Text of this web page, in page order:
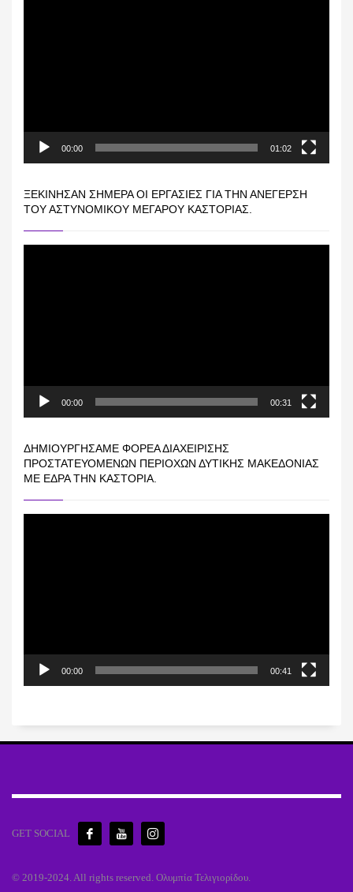
00:00 01:02
ΞΕΚΊΝΗΣΑΝ ΣΉΜΕΡΑ ΟΙ ΕΡΓΑΣΊΕΣ ΓΙΑ ΤΗΝ ΑΝΈΓΕΡΣΗ
ΤΟΥ ΑΣΤΥΝΟΜΙΚΟΎ ΜΕΓΆΡΟΥ ΚΑΣΤΟΡΙΆΣ.
00:00 00:31
ΔΗΜΙΟΥΡΓΉΣΑΜΕ ΦΟΡΈΑ ΔΙΑΧΕΊΡΙΣΗΣ
ΠΡΟΣΤΑΤΕΥΌΜΕΝΩΝ ΠΕΡΙΟΧΏΝ ΔΥΤΙΚΉΣ ΜΑΚΕΔΟΝΊΑΣ
ΜΕ ΈΔΡΑ ΤΗΝ ΚΑΣΤΟΡΙΆ.
00:00 00:41
GET SOCIAL
© 2019-2024. All rights reserved. Ολυμπία Τελιγιορίδου.